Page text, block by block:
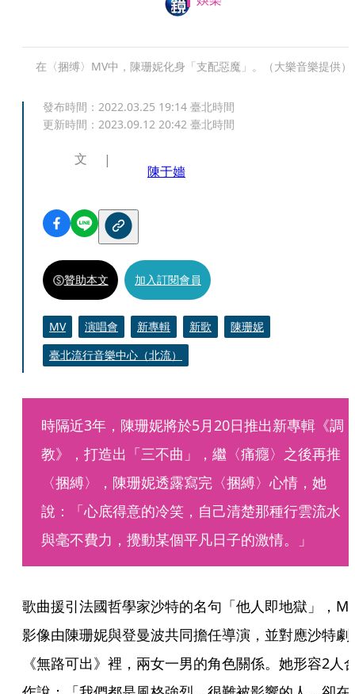
在〈捆缚〉MV中，陳珊妮化身「支配惡魔」。（大樂音樂提供）
發布時間： 2022.03.25 19:14 臺北時間
更新時間： 2023.09.12 20:42 臺北時間
文
陳于嬙
贊助本文 加入訂閱會員
MV 演唱會 新專輯 新歌
陳珊妮
臺北流行音樂中心（北流）
時隔近3年，陳珊妮將於5月20日推出新專輯《調
教》，打造出「三不曲」，繼〈痛癮〉之後再推
〈捆縛〉，陳珊妮透露寫完〈捆縛〉心情，她
說：「心底得意的冷笑，自己清楚那種行雲流水
與毫不費力，攪動某個平凡日子的激情。」
歌曲援引法國哲學家沙特的名句「他人即地獄」，
影像由陳珊妮與登曼波共同擔任導演，並對應沙特劇
《無路可出》裡，兩女一男的角色關係。她形容2人